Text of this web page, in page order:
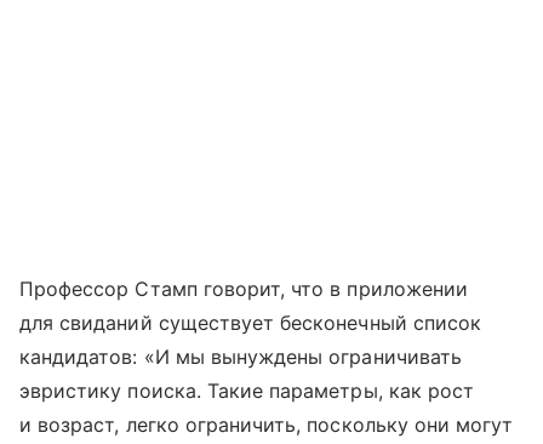
Профессор Стамп говорит, что в приложении
для свиданий существует бесконечный список
кандидатов: «И мы вынуждены ограничивать
эвристику поиска. Такие параметры, как рост
и возраст, легко ограничить, поскольку они могут